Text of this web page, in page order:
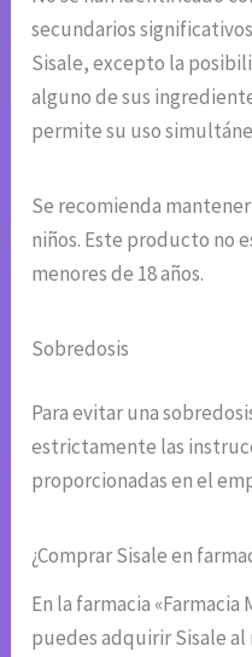
secundarios
Sisale, excepto la
alguno de sus
permite su uso
Se recomienda
niños. Este producto no
menores de 18 años.
Sobredosis
Para evitar una
estrictamente las
proporcionadas en el
¿Comprar Sisale en
En la farmacia
puedes adquirir Sisale